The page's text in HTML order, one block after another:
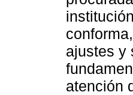
ajustes y
atención